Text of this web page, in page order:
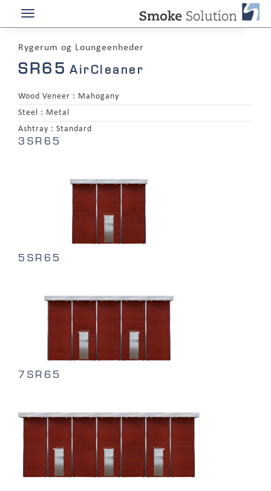
Rygerum og Loungeenheder
SR65 AirCleaner
Wood Veneer : Mahogany
Steel : Metal
Ashtray : Standard
3SR65
5SR65
7SR65